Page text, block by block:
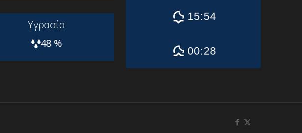
Yγρασία
48 %
15:54
00:28